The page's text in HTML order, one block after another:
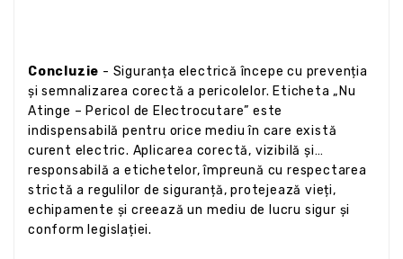
Concluzie - Siguranța electrică începe cu prevenția
și semnalizarea corectă a pericolelor. Eticheta „Nu
Atinge – Pericol de Electrocutare” este
indispensabilă pentru orice mediu în care există
curent electric. Aplicarea corectă, vizibilă și
responsabilă a etichetelor, împreună cu respectarea
strictă a regulilor de siguranță, protejează vieți,
echipamente și creează un mediu de lucru sigur și
conform legislației.